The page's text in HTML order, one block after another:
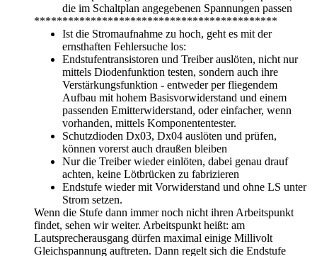
die im Schaltplan angegebenen Spannungen passen
*******************************************
Ist die Stromaufnahme zu hoch, geht es mit der
ernsthaften Fehlersuche los:
Endstufentransistoren und Treiber auslöten, nicht nur
mittels Diodenfunktion testen, sondern auch ihre
Verstärkungsfunktion - entweder per fliegendem
Aufbau mit hohem Basisvorwiderstand und einem
passenden Emitterwiderstand, oder einfacher, wenn
vorhanden, mittels Komponententester.
Schutzdioden Dx03, Dx04 auslöten und prüfen,
können vorerst auch draußen bleiben
Nur die Treiber wieder einlöten, dabei genau drauf
achten, keine Lötbrücken zu fabrizieren
Endstufe wieder mit Vorwiderstand und ohne LS unter
Strom setzen.
Wenn die Stufe dann immer noch nicht ihren Arbeitspunkt
findet, sehen wir weiter. Arbeitspunkt heißt: am
Lautsprecherausgang dürfen maximal einige Millivolt
Gleichspannung auftreten. Dann regelt sich die Endstufe